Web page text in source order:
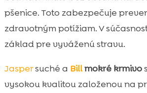
pšenice. Toto zabezpečuje
zdravotným potížiam. V
základ pre vyváženú stravu.
Jaspersuché a Billmokré krmivo
vysokou kvalitou založenou na